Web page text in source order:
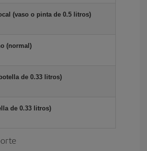
(vaso o pinta de 0.5 litros)
(normal)
de 0.33 litros)
de 0.33 litros)